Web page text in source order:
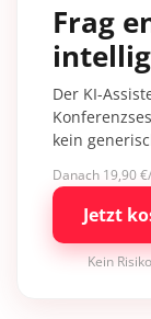
Frag
Der KI-
kein
Danach 19,90
Jetzt
Kein